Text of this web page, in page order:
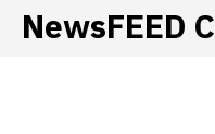
NewsFEED